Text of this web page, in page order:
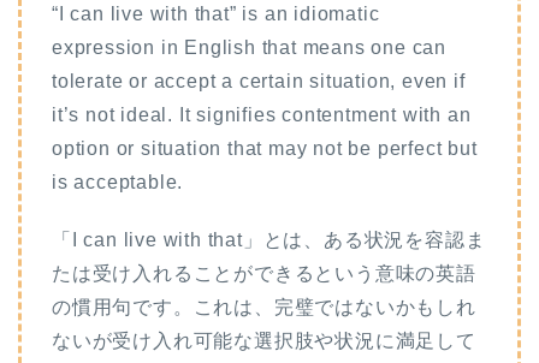
“I can live with that” is an idiomatic
expression in English that means one can
tolerate or accept a certain situation, even if
it’s not ideal. It signifies contentment with an
option or situation that may not be perfect but
is acceptable.
「I can live with that」とは、ある状況を容認ま
たは受け入れることができるという意味の英語
の慣用句です。これは、完璧ではないかもしれ
ないが受け入れ可能な選択肢や状況に満足して